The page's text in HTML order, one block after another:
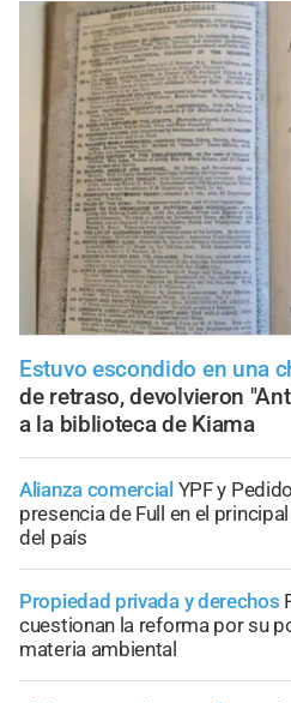
Estuvo escondido en una
de retraso, devolvieron
a la biblioteca de Kiama
Alianza comercial YPF y
presencia de Full en el
del país
Propiedad privada y derechos
cuestionan la reforma por su
materia ambiental